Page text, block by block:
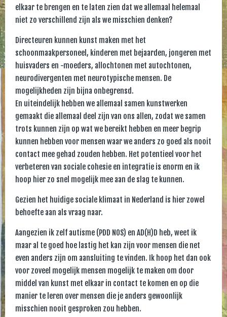
elkaar te brengen en te laten zien dat we allemaal helemaal
niet zo verschillend zijn als we misschien denken?
Directeuren kunnen kunst maken met het
schoonmaakpersoneel, kinderen met bejaarden, jongeren met
huisvaders en -moeders, allochtonen met autochtonen,
neurodivergenten met neurotypische mensen. De
mogelijkheden zijn bijna onbegrensd.
En uiteindelijk hebben we allemaal samen kunstwerken
gemaakt die allemaal deel zijn van ons allen, zodat we samen
trots kunnen zijn op wat we bereikt hebben en meer begrip
kunnen hebben voor mensen waar we anders zo goed als nooit
contact mee gehad zouden hebben. Het potentieel voor het
verbeteren van sociale cohesie en integratie is enorm en ik
hoop hier zo snel mogelijk mee aan de slag te kunnen.
Gezien het huidige sociale klimaat in Nederland is hier zowel
behoefte aan als vraag naar.
Aangezien ik zelf autisme (PDD NOS) en AD(H)D heb, weet ik
maar al te goed hoe lastig het kan zijn voor mensen die net
even anders zijn om aansluiting te vinden. Ik hoop het dan ook
voor zoveel mogelijk mensen mogelijk te maken om door
middel van kunst met elkaar in contact te komen en op die
manier te leren over mensen die je anders gewoonlijk
misschien nooit gesproken zou hebben.